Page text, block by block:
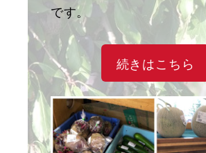
です。
続きはこちら